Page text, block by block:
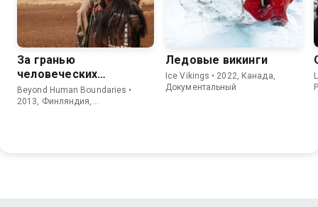
За гранью
человеческих
возможностей
Beyond Human Boundaries •
2013, Финляндия,
Ледовые викинги
Ice Vikings • 2022, Канада,
Документальный